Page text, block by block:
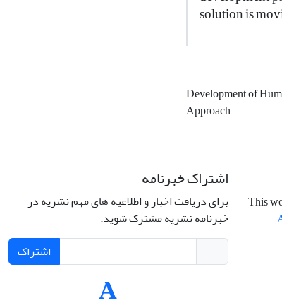
solution is
Development of
Approach
This
.
اشتراک خبرنامه
برای دریافت اخبار و اطلاعیه های مهم نشریه در
خبرنامه نشریه مشترک شوید.
اشتراک